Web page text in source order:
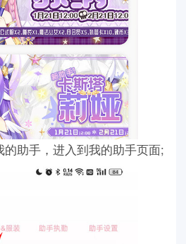
助手，进入到我的助手页面;